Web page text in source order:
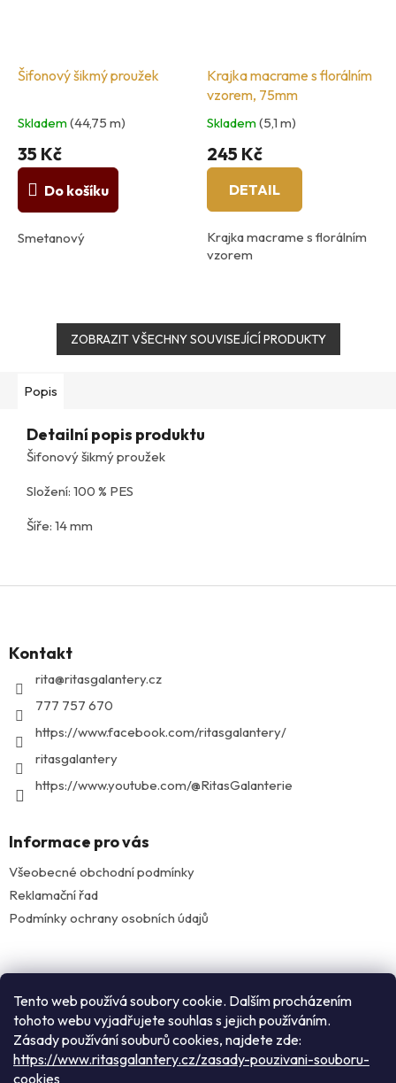
Tento web používá soubory cookie. Dalším procházením
tohoto webu vyjadřujete souhlas s jejich používáním.
Zásady používání souburů cookies, najdete zde:
https://www.ritasgalantery.cz/zasady-pouzivani-souboru-
cookies
Šifonový šikmý proužek
Skladem(44,75 m)
35 Kč
Do košíku
Smetanový
Krajka macrame s florálním
vzorem, 75mm
Skladem(5,1 m)
245 Kč
DETAIL
Krajka macrame s florálním
vzorem
ZOBRAZIT VŠECHNY SOUVISEJÍCÍ PRODUKTY
Popis
Detailní popis produktu
Šifonový šikmý proužek
Složení: 100 % PES
Šíře: 14 mm
aKontakt
rita@ritasgalantery.cz
777 757 670
https://www.facebook.com/ritasgalantery/
ritasgalantery
https://www.youtube.com/@RitasGalanterie
Informace pro vás
Všeobecné obchodní podmínky
Reklamační řad
Podmínky ochrany osobních údajů
Instagram